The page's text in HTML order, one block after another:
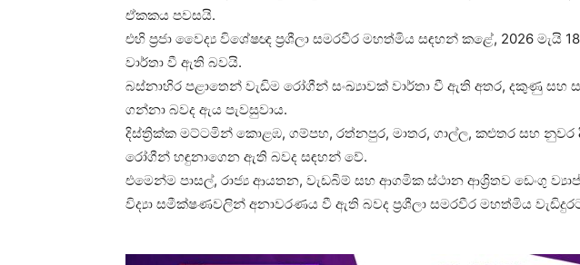
ඒකකය පවසයි.
එහි ප්‍රජා වෛද්‍ය විශේෂඥ ප්‍රශීලා සමරවීර මහත්මිය සඳහන් කළේ, 2026 මැයි
වාර්තා වී ඇති බවයි.
බස්නාහිර පළාතෙන් වැඩිම රෝගීන් සංඛ්‍යාවක් වාර්තා වී ඇති අතර, දකුණු සහ
ගන්නා බවද ඇය පැවසුවාය.
දිස්ත්‍රික්ක මට්ටමින් කොළඹ, ගම්පහ, රත්නපුර, මාතර, ගාල්ල, කළුතර සහ නුවර
රෝගීන් හඳුනාගෙන ඇති බවද සඳහන් වේ.
එමෙන්ම පාසල්, රාජ්‍ය ආයතන, වැඩබිම් සහ ආගමික ස්ථාන ආශ්‍රිතව ඩෙංගු
විද්‍යා සමීක්ෂණවලින් අනාවරණය වී ඇති බවද ප්‍රශීලා සමරවීර මහත්මිය